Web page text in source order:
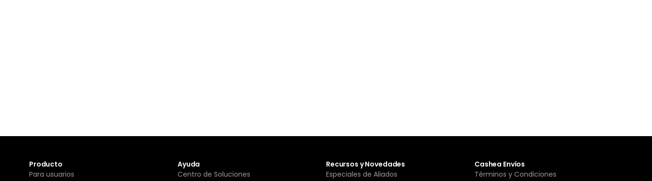
Producto
Para usuarios
Ayuda
Centro de Soluciones
Recursos y Novedades
Especiales de Aliados
Cashea Envíos
Términos y Condiciones